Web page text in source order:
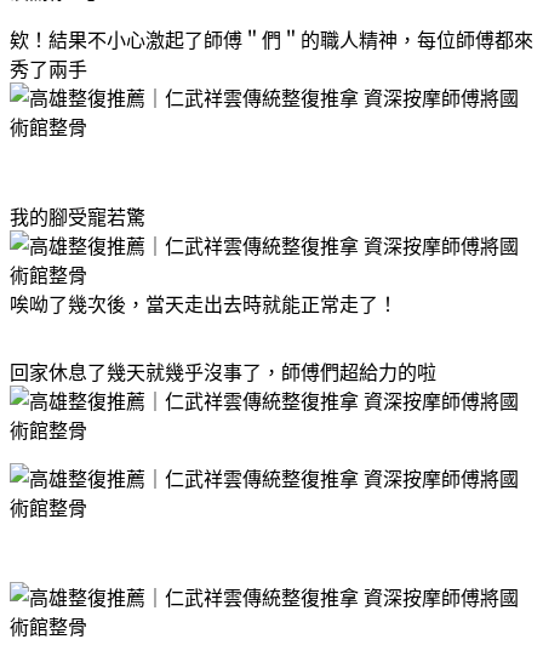
欸！結果不小心激起了師傅＂們＂的職人精神，每位師傅都來
秀了兩手
我的腳受寵若驚
唉呦了幾次後，當天走出去時就能正常走了！
回家休息了幾天就幾乎沒事了，師傅們超給力的啦